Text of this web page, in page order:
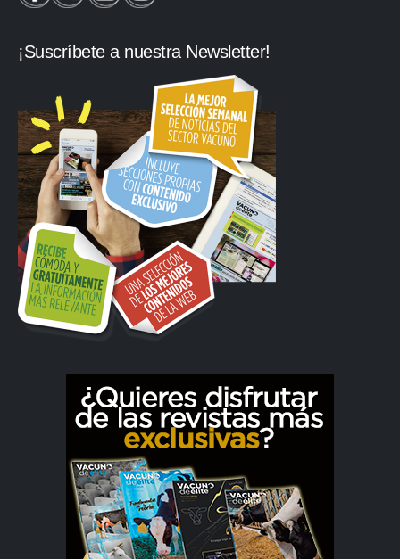
¡Suscríbete a nuestra Newsletter!